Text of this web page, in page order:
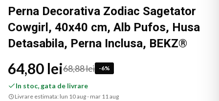
Perna Decorativa Zodiac Sagetator
Cowgirl, 40x40 cm, Alb Pufos, Husa
Detasabila, Perna Inclusa, BEKZ®
64,80 lei68,88 lei -6%
In stoc, gata de livrare
Livrare estimata: lun 10 aug - mar 11 aug